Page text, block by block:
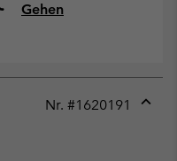
Gehen
Nr. #1620191